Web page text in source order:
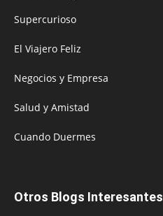
Supercurioso
El Viajero Feliz
Negocios y Empresa
Salud y Amistad
Cuando Duermes
Otros Blogs Interesantes